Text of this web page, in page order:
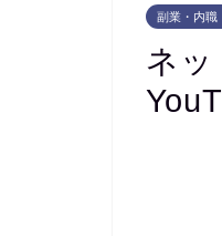
副業・内職
ネッ